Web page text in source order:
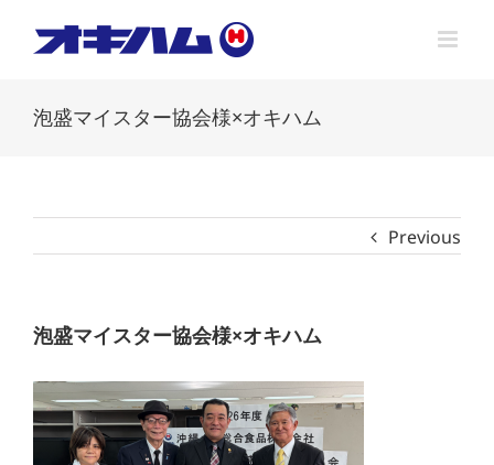
泡盛マイスター協会様×オキハム
Previous
泡盛マイスター協会様×オキハム